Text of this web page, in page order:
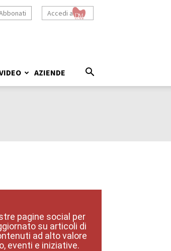
Accedi a
AZIENDE
pagine social per
su articoli di
ad alto valore
eventi e iniziative.